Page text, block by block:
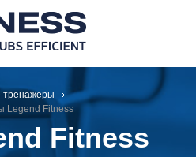
Legend Fitness
Fitness